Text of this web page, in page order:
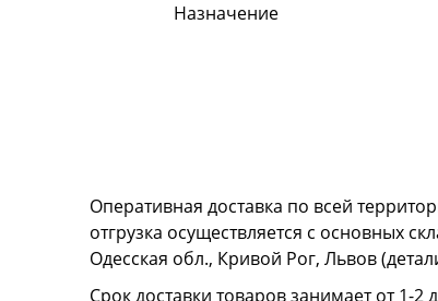
Назначение
Оперативная доставка по всей
отгрузка осуществляется с основных
Одесская обл., Кривой Рог, Львов
Срок доставки товаров занимает от 1-